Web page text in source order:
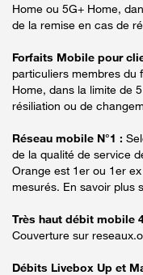
Home ou 5G+ Home,
de la remise en cas de
Forfaits Mobile pour
particuliers membres du
Home, dans la limite de
résiliation ou de
Réseau mobile N°1 :
de la qualité de service
Orange est 1er ou 1er
mesurés. En savoir plus
Très haut débit mobile
Couverture sur
Débits Livebox Up et